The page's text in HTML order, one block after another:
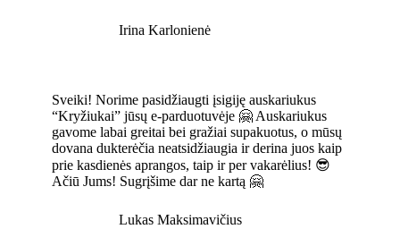
Irina Karlonienė
Sveiki! Norime pasidžiaugti įsigiję auskariukus
“Kryžiukai” jūsų e-parduotuvėje 🤗 Auskariukus
gavome labai greitai bei gražiai supakuotus, o mūsų
dovana dukterėčia neatsidžiaugia ir derina juos kaip
prie kasdienės aprangos, taip ir per vakarėlius! 😎
Ačiū Jums! Sugrįšime dar ne kartą 🤗
Lukas Maksimavičius